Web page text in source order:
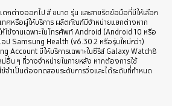
กต่างออกไป สี ขนาด รุ่น และสายรัดข้อมือที่มีให้เลือก
ทศหรือผู้ให้บริการ ผลิตภัณฑ์มีจำหน่ายแยกต่างหาก
ใช้งานเฉพาะในโทรศัพท์ Android (Android 10 หรือ
อป Samsung Health (v6.30.2 หรือรุ่นใหม่กว่า)
Account มีให้บริการเฉพาะในซีรีส์ Galaxy Watch8
อื่น ๆ ที่วางจำหน่ายในภายหลัง หากต้องการใช้
จำเป็นต้องทดสอบระดับการวิ่งและได้ระดับที่กำหนด